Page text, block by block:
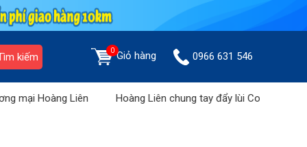
kiếm 0 Giỏ hàng 0966 631 546
Hoàng Liên Hoàng Liên chung tay đẩy lùi Covid: Tháng vàng